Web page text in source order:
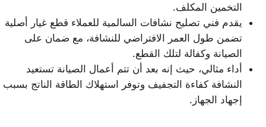
التخمين المكلف.
يقدم فني تصليح نشافات السالمية للعملاء قطع غيار أصلية
تضمن طول العمر الافتراضي للنشافة، مع ضمان على
الصيانة وكفالة لتلك القطع.
أداء مثالي، حيث إنه بعد أن تتم أعمال الصيانة تستعيد
النشافة كفاءة التجفيف وتوفر استهلاك الطاقة الناتج بسبب
إجهاد الجهاز.